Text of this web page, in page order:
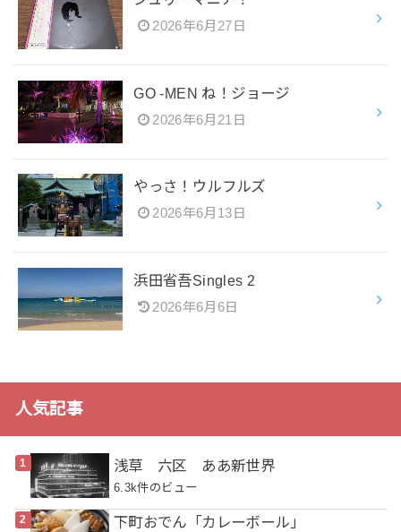
2026年6月27日
GO -MEN ね！ジョージ
2026年6月21日
やっさ！ウルフルズ
2026年6月13日
浜田省吾Singles 2
2026年6月6日
人気記事
浅草 六区 ああ新世界
6.3k件のビュー
下町おでん「カレーボール」